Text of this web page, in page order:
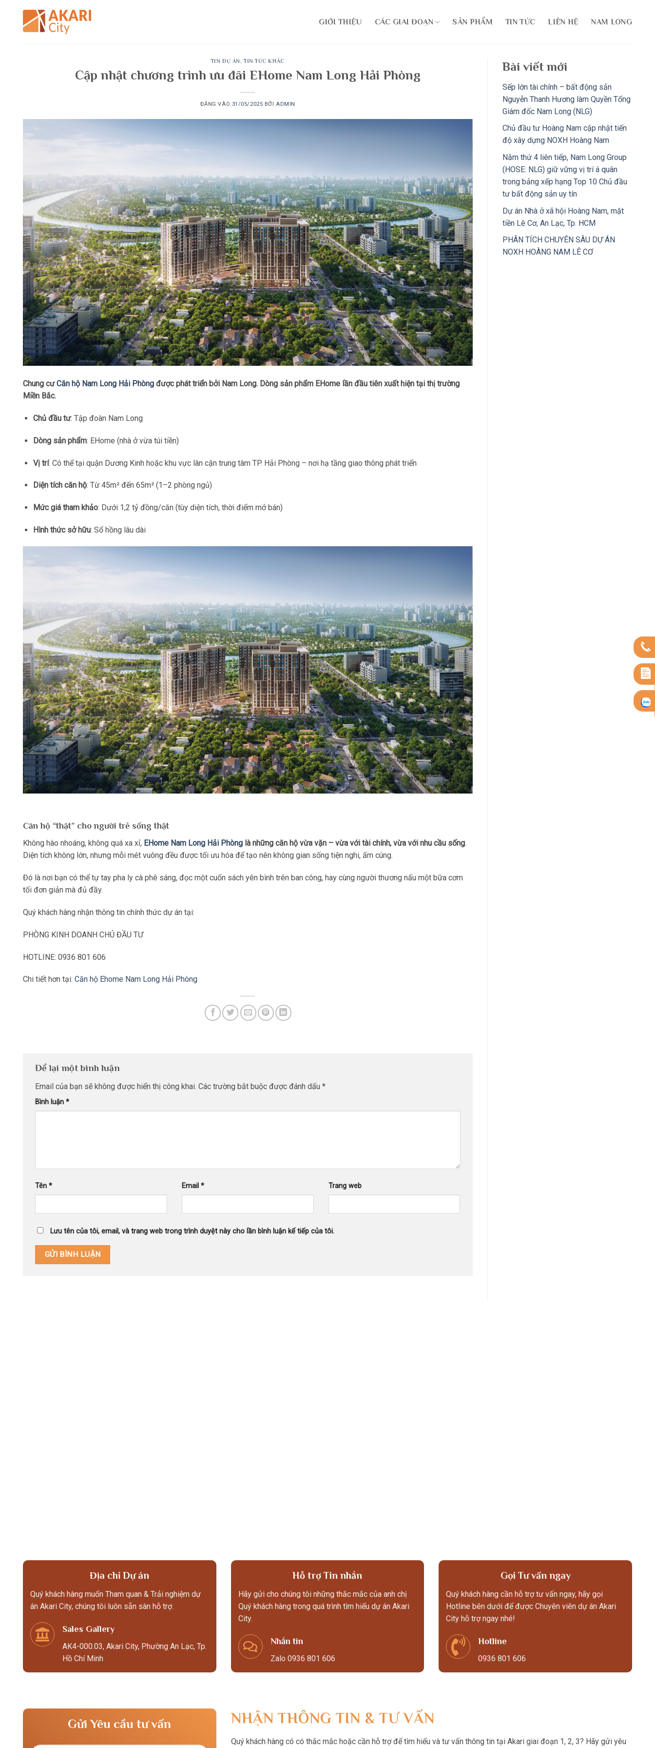
GIỚI THIỆU CÁC GIAI ĐOẠN SẢN PHẨM TIN TỨC LIÊN HỆ NAM LONG
TIN DỰ ÁN , TIN TỨC KHÁC
Cập nhật chương trình ưu đãi EHome Nam Long Hải Phòng
ĐĂNG VÀO 31/05/2025 BỞI ADMIN
Chung cưCăn hộ Nam Long Hải Phòng được phát triển bởi Nam Long. Dòng sản phẩm EHome lần đầu tiên xuất hiện tại thị trường
Miền Bắc.
Chủ đầu tư: Tập đoàn Nam Long
Dòng sản phẩm: EHome (nhà ở vừa túi tiền)
Vị trí: Có thể tại quận Dương Kinh hoặc khu vực lân cận trung tâm TP. Hải Phòng – nơi hạ tầng giao thông phát triển
Diện tích căn hộ: Từ 45m² đến 65m² (1–2 phòng ngủ)
Mức giá tham khảo: Dưới 1,2 tỷ đồng/căn (tùy diện tích, thời điểm mở bán)
Hình thức sở hữu: Sổ hồng lâu dài
Căn hộ “thật” cho người trẻ sống thật
Không hào nhoáng, không quá xa xỉ, EHome Nam Long Hải Phòng là những căn hộ vừa vặn – vừa với tài chính, vừa với nhu cầu sống.
Diện tích không lớn, nhưng mỗi mét vuông đều được tối ưu hóa để tạo nên không gian sống tiện nghi, ấm cúng.
Đó là nơi bạn có thể tự tay pha ly cà phê sáng, đọc một cuốn sách yên bình trên ban công, hay cùng người thương nấu một bữa cơm
tối đơn giản mà đủ đầy.
Quý khách hàng nhận thông tin chính thức dự án tại:
PHÒNG KINH DOANH CHỦ ĐẦU TƯ
HOTLINE: 0936 801 606
Chi tiết hơn tại: Căn hộ Ehome Nam Long Hải Phòng
Để lại một bình luận
Email của bạn sẽ không được hiển thị công khai. Các trường bắt buộc được đánh dấu *
Bình luận *
Tên * Email * Trang web
Lưu tên của tôi, email, và trang web trong trình duyệt này cho lần bình luận kế tiếp của tôi.
Bài viết mới
Sếp lớn tài chính – bất động sản
Nguyễn Thanh Hương làm Quyền Tổng
Giám đốc Nam Long (NLG)
Chủ đầu tư Hoàng Nam cập nhật tiến
độ xây dựng NOXH Hoàng Nam
Năm thứ 4 liên tiếp, Nam Long Group
(HOSE: NLG) giữ vững vị trí á quân
trong bảng xếp hạng Top 10 Chủ đầu
tư bất động sản uy tín
Dự án Nhà ở xã hội Hoàng Nam, mặt
tiền Lê Cơ, An Lạc, Tp. HCM
PHÂN TÍCH CHUYÊN SÂU DỰ ÁN
NOXH HOÀNG NAM LÊ CƠ
Địa chỉ Dự án
Quý khách hàng muốn Tham quan & Trải nghiệm dự
án Akari City, chúng tôi luôn sẵn sàn hỗ trợ.
Sales Gallery
AK4-000.03, Akari City, Phường An Lạc, Tp.
Hồ Chí Minh
Hỗ trợ Tin nhắn
Hãy gửi cho chúng tôi những thắc mắc của anh chị
Quý khách hàng trong quá trình tìm hiểu dự án Akari
City.
Nhắn tin
Zalo 0936 801 606
Gọi Tư vấn ngay
Quý khách hàng cần hỗ trợ tư vấn ngay, hãy gọi
Hotline bên dưới để được Chuyên viên dự án Akari
City hỗ trợ ngay nhé!
Hotline
0936 801 606
Gửi Yêu cầu tư vấn NHẬN THÔNG TIN & TƯ VẤN
Quý khách hàng có có thắc mắc hoặc cần hỗ trợ để tìm hiểu và tư vấn thông tin tại Akari giai đoạn 1, 2, 3? Hãy gửi yêu